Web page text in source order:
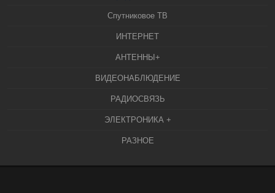
Спутниковое ТВ
ИНТЕРНЕТ
АНТЕННЫ+
ВИДЕОНАБЛЮДЕНИЕ
РАДИОСВЯЗЬ
ЭЛЕКТРОНИКА +
РАЗНОЕ